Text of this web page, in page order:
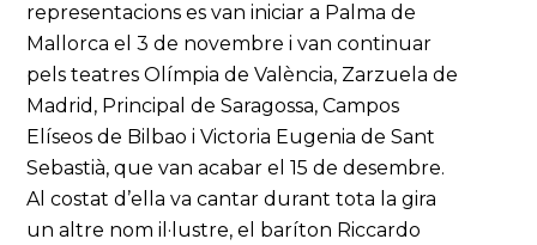
representacions es van iniciar a Palma de
Mallorca el 3 de novembre i van continuar
pels teatres Olímpia de València, Zarzuela de
Madrid, Principal de Saragossa, Campos
Elíseos de Bilbao i Victoria Eugenia de Sant
Sebastià, que van acabar el 15 de desembre.
Al costat d’ella va cantar durant tota la gira
un altre nom il·lustre, el baríton Riccardo